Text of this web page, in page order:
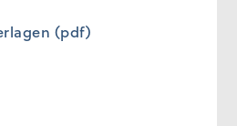
(pdf)